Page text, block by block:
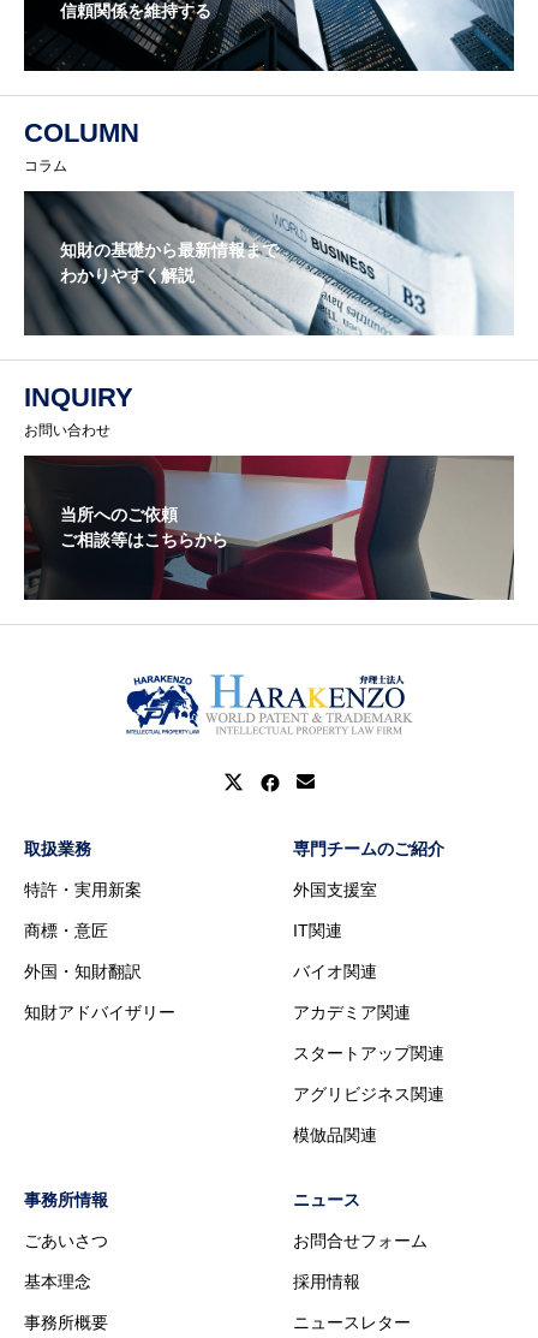
信頼関係を維持する
COLUMN
コラム
知財の基礎から最新情報まで
わかりやすく解説
INQUIRY
お問い合わせ
当所へのご依頼
ご相談等はこちらから
取扱業務
特許・実用新案
商標・意匠
外国・知財翻訳
知財アドバイザリー
専門チームのご紹介
外国支援室
IT関連
バイオ関連
アカデミア関連
スタートアップ関連
アグリビジネス関連
模倣品関連
事務所情報
ごあいさつ
基本理念
事務所概要
ニュース
お問合せフォーム
採用情報
ニュースレター